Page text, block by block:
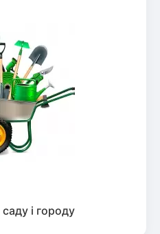
і городу